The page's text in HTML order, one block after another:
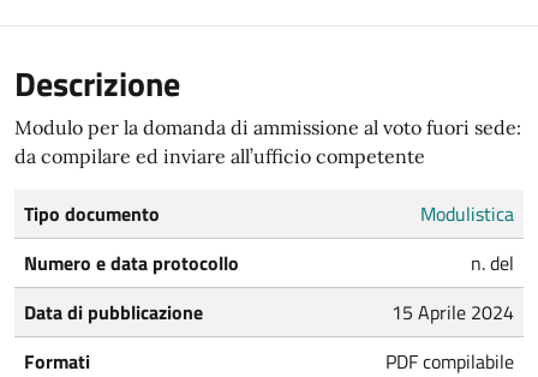
Descrizione
Modulo per la domanda di ammissione al voto fuori sede:
da compilare ed inviare all’ufficio competente
Tipo documento
Modulistica
Numero e data protocollo
n. del
Data di pubblicazione
15 Aprile 2024
Formati
PDF compilabile